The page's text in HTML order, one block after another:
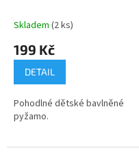
Skladem (2 ks)
199 Kč
DETAIL
Pohodlné dětské bavlněné
pyžamo.